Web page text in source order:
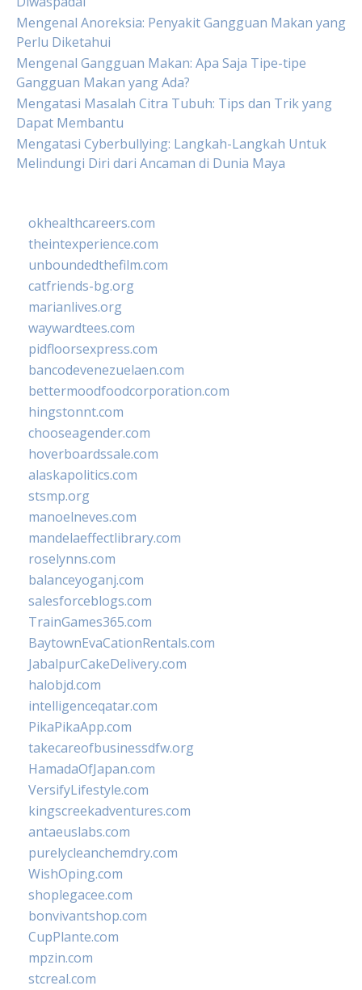
Mengenal Anoreksia: Penyakit Gangguan Makan yang
Perlu Diketahui
Mengenal Gangguan Makan: Apa Saja Tipe-tipe
Gangguan Makan yang Ada?
Mengatasi Masalah Citra Tubuh: Tips dan Trik yang
Dapat Membantu
Mengatasi Cyberbullying: Langkah-Langkah Untuk
Melindungi Diri dari Ancaman di Dunia Maya
okhealthcareers.com
theintexperience.com
unboundedthefilm.com
catfriends-bg.org
marianlives.org
waywardtees.com
pidfloorsexpress.com
bancodevenezuelaen.com
bettermoodfoodcorporation.com
hingstonnt.com
chooseagender.com
hoverboardssale.com
alaskapolitics.com
stsmp.org
manoelneves.com
mandelaeffectlibrary.com
roselynns.com
balanceyoganj.com
salesforceblogs.com
TrainGames365.com
BaytownEvaCationRentals.com
JabalpurCakeDelivery.com
halobjd.com
intelligenceqatar.com
PikaPikaApp.com
takecareofbusinessdfw.org
HamadaOfJapan.com
VersifyLifestyle.com
kingscreekadventures.com
antaeuslabs.com
purelycleanchemdry.com
WishOping.com
shoplegacee.com
bonvivantshop.com
CupPlante.com
mpzin.com
stcreal.com